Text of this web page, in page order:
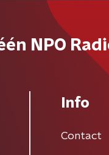
NPO
Info
Contact